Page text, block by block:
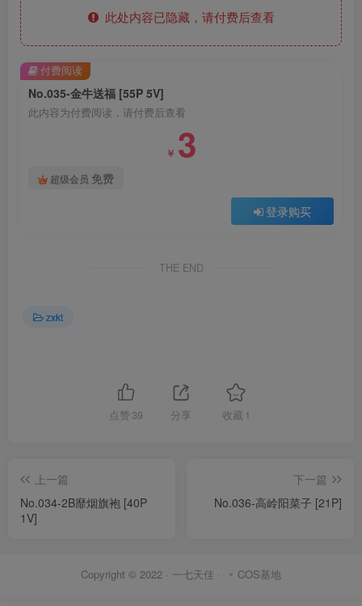
此处内容已隐藏，请付费后查看
No.035-金牛送福 [55P 5V]
此内容为付费阅读，请付费后查看
￥ 3
超级会员 免费
登录购买
付费阅读
THE END
zxkt
点赞 39 分享 收藏 1
上一篇
No.034-2B靡烟旗袍 [40P
1V]
下一篇
No.036-高岭阳菜子 [21P]
Copyright © 2022 · 一七天佳 · COS基地